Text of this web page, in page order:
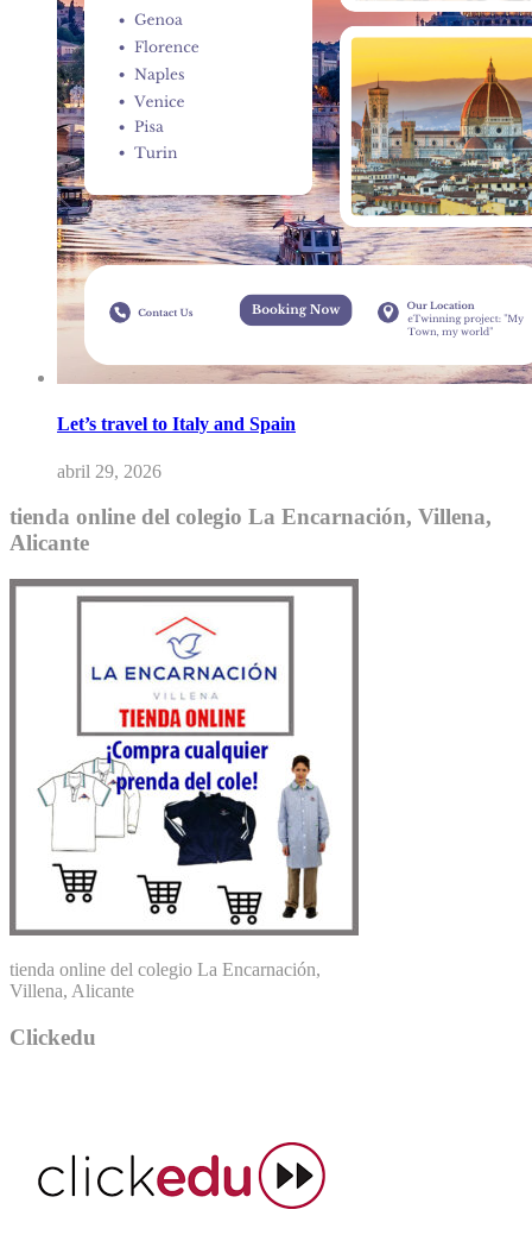
Let’s travel to Italy and Spain
abril 29, 2026
tienda online del colegio La Encarnación, Villena,
Alicante
tienda online del colegio La Encarnación,
Villena, Alicante
Clickedu